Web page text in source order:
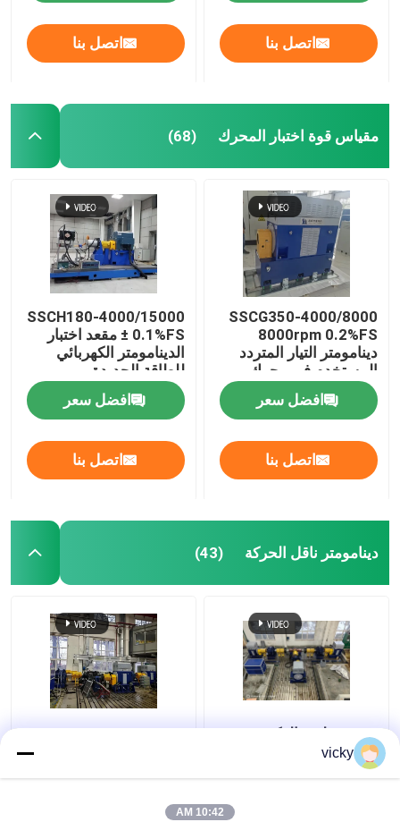
اتصل بنا اتصل بنا
مقياس قوة اختبار المحرك (68)
SSCG350-4000/8000
8000rpm 0.2%FS
دينامومتر التيار المتردد
المستخدم في محرك
السيارات عالي السرعة
افضل سعر
اتصل بنا
SSCH180-4000/15000
± 0.1%FS مقعد اختبار
الدينامومتر الكهربائي
للطاقة الجديدة
افضل سعر
اتصل بنا
دينامومتر ناقل الحركة (43)
تقنية سيلونغ الذكية
SSCD350-1800-4000
الكهربائي
vicky
10:42 AM